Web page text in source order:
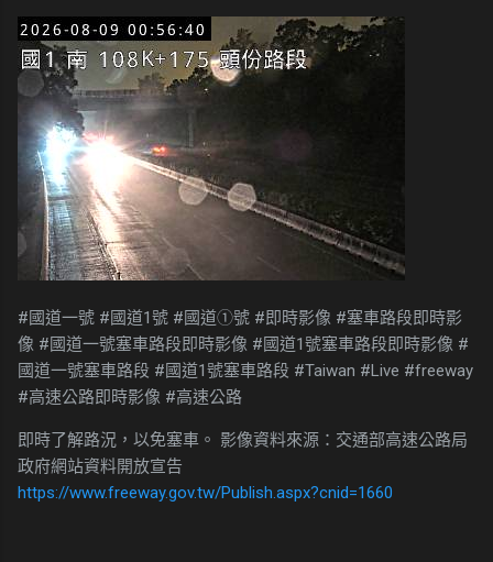
#國道一號 #國道1號 #國道①號 #即時影像 #塞車路段即時影
像 #國道一號塞車路段即時影像 #國道1號塞車路段即時影像 #
國道一號塞車路段 #國道1號塞車路段 #Taiwan #Live #freeway
#高速公路即時影像 #高速公路
即時了解路況，以免塞車。 影像資料來源：交通部高速公路局
政府網站資料開放宣告
https://www.freeway.gov.tw/Publish.aspx?cnid=1660